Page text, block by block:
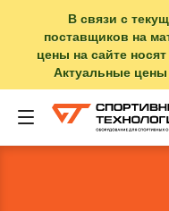
В связи с
поставщиков на
цены на сайте
Актуальные